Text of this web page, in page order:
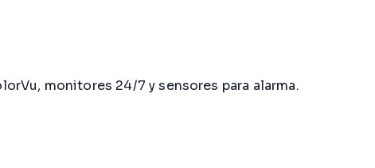
monitores 24/7 y sensores para alarma.